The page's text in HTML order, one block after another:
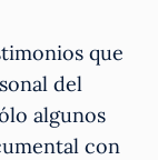
que
del
algunos
con